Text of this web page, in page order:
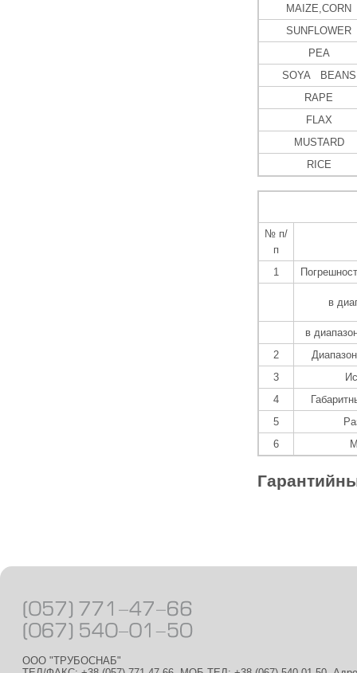
MAIZE,CORN
SUNFLOWER
PEA
SOYA BEANS
RAPE
FLAX
MUSTARD
RICE
№ п/
п
1
в
в
2
3
4
5
6
ООО "ТРУБОСНАБ"